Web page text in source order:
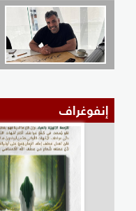
إنفوغراف